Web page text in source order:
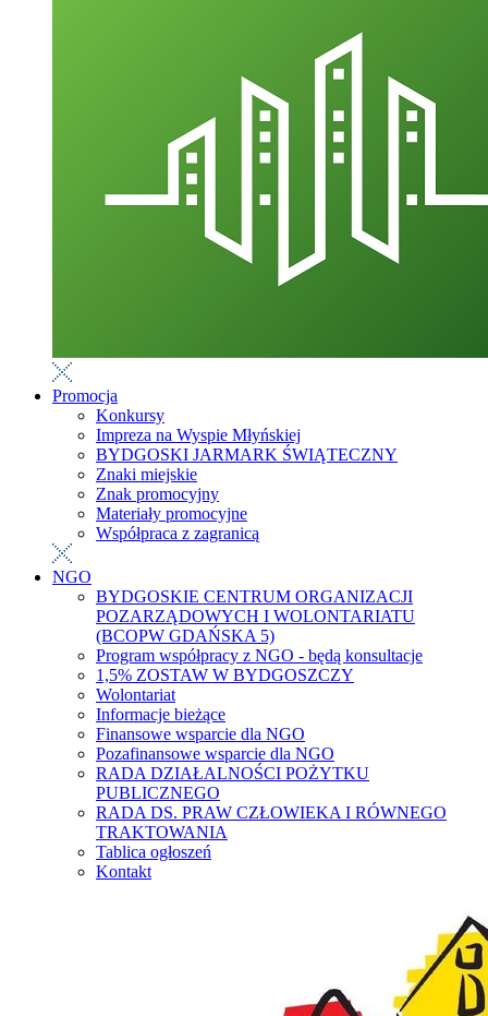
Promocja
Konkursy
Impreza na Wyspie Młyńskiej
BYDGOSKI JARMARK ŚWIĄTECZNY
Znaki miejskie
Znak promocyjny
Materiały promocyjne
Współpraca z zagranicą
NGO
BYDGOSKIE CENTRUM ORGANIZACJI
POZARZĄDOWYCH I WOLONTARIATU
(BCOPW GDAŃSKA 5)
Program współpracy z NGO - będą konsultacje
1,5% ZOSTAW W BYDGOSZCZY
Wolontariat
Informacje bieżące
Finansowe wsparcie dla NGO
Pozafinansowe wsparcie dla NGO
RADA DZIAŁALNOŚCI POŻYTKU
PUBLICZNEGO
RADA DS. PRAW CZŁOWIEKA I RÓWNEGO
TRAKTOWANIA
Tablica ogłoszeń
Kontakt